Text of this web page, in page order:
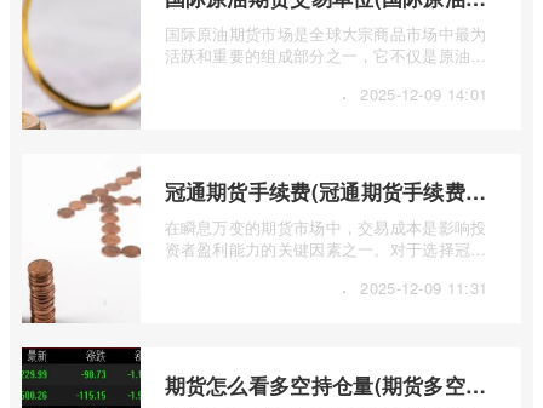
国际原油期货市场是全球大宗商品市场中最为
活跃和重要的组成部分之一，它不仅是原油价
· 2025-12-09 14:01
冠通期货手续费(冠通期货手续费返还比例)
在瞬息万变的期货市场中，交易成本是影响投
资者盈利能力的关键因素之一。对于选择冠通
· 2025-12-09 11:31
期货怎么看多空持仓量(期货多空持仓量指标公式)